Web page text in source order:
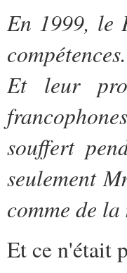
En 1999, le
Et leur
souffert
seulement
comme de
Et ce n'était